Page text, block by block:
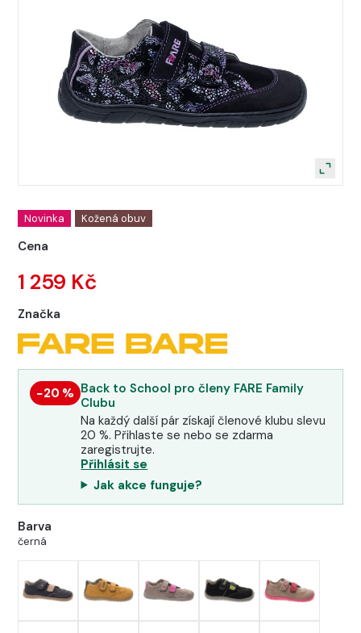
Novinka Kožená obuv
Cena
1 259 Kč
Značka
−20 % Back to School pro členy FARE Family
Clubu
Na každý další pár získají členové klubu slevu
20 %. Přihlaste se nebo se zdarma
zaregistrujte.
Přihlásit se
Jak akce funguje?
Barva
černá